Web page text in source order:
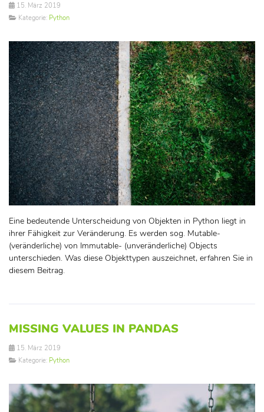
15. März 2019
Kategorie: Python
Eine bedeutende Unterscheidung von Objekten in Python liegt in
ihrer Fähigkeit zur Veränderung. Es werden sog. Mutable-
(veränderliche) von Immutable- (unveränderliche) Objects
unterschieden. Was diese Objekttypen auszeichnet, erfahren Sie in
diesem Beitrag.
MISSING VALUES IN PANDAS
15. März 2019
Kategorie: Python